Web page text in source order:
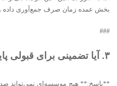
بخش عمده زمان صرف جمع‌آوری
###
۳. آیا تضمینی برای قبولی پایان نامه وجود دارد؟
**پاسخ:** هیچ موسسه‌ای نمی‌تواند صد